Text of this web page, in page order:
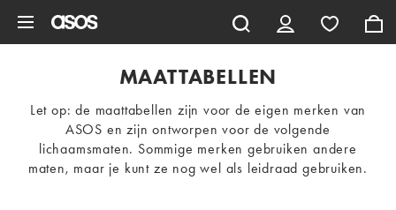
MAATTABELLEN
Let op: de maattabellen zijn voor de eigen merken van
ASOS en zijn ontworpen voor de volgende
lichaamsmaten. Sommige merken gebruiken andere
maten, maar je kunt ze nog wel als leidraad gebruiken.